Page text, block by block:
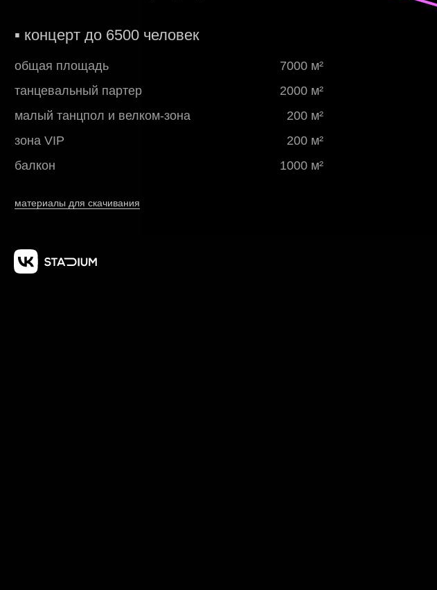
1000 м²
200 м²
200 м²
2000 м²
7000 м²
балкон
зона VIP
малый танцпол и велком-зона
танцевальный партер
общая площадь
материалы для скачивания
▪ концерт до 6500 человек